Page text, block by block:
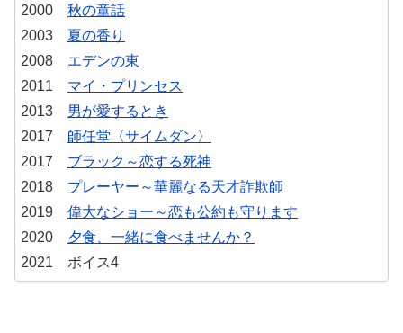
2000 秋の童話
2003 夏の香り
2008 エデンの東
2011 マイ・プリンセス
2013 男が愛するとき
2017 師任堂〈サイムダン〉
2017 ブラック～恋する死神
2018 プレーヤー～華麗なる天才詐欺師
2019 偉大なショー～恋も公約も守ります
2020 夕食、一緒に食べませんか？
2021 ボイス4